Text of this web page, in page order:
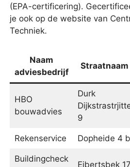
(EPA-certificering).
je ook op de website van
Techniek.
Naam
adviesbedrijf
Straatnaam
HBO
bouwadvies
Durk
9
Rekenservice Dopheide 4 b
Buildingcheck
Eibertsbek 17